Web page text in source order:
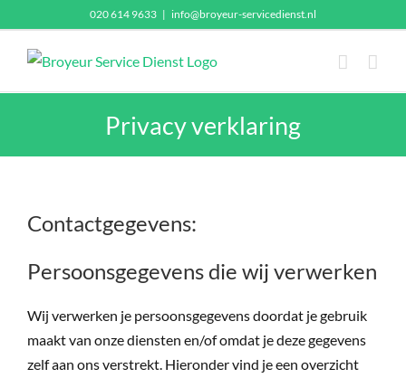
naar
inhoud
020 614 9633 | info@broyeur-servicedienst.nl
Privacy verklaring
Contactgegevens:
Persoonsgegevens die wij verwerken
Wij verwerken je persoonsgegevens doordat je gebruik
maakt van onze diensten en/of omdat je deze gegevens
zelf aan ons verstrekt. Hieronder vind je een overzicht